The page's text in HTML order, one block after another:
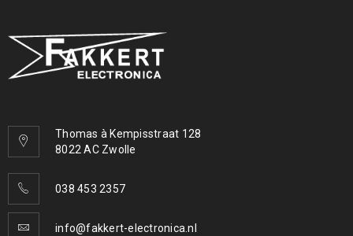
Thomas à Kempisstraat 128
8022 AC Zwolle
038 453 2357
info@fakkert-electronica.nl